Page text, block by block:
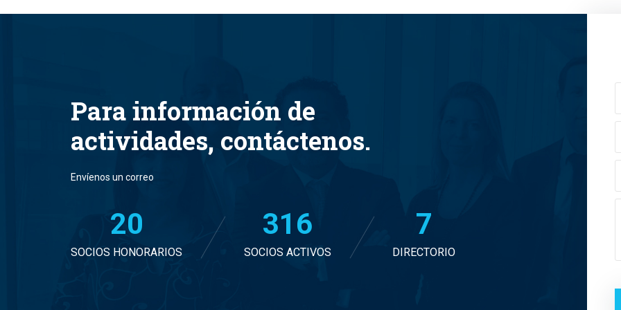
Para información de
actividades, contáctenos.
Envíenos un correo
20
SOCIOS HONORARIOS
327
SOCIOS ACTIVOS
7
DIRECTORIO